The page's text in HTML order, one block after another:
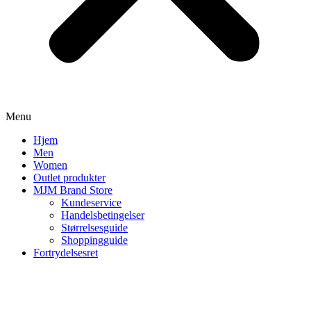
Menu
Hjem
Men
Women
Outlet produkter
MJM Brand Store
Kundeservice
Handelsbetingelser
Størrelsesguide
Shoppingguide
Fortrydelsesret